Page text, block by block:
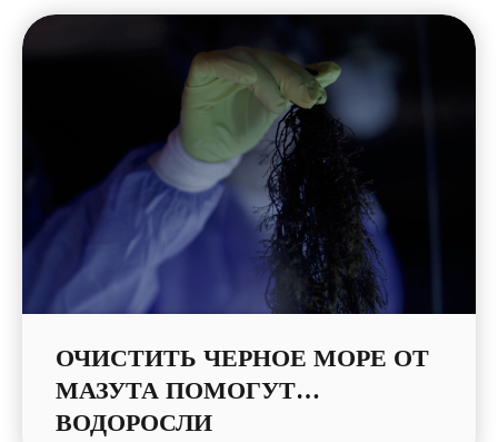
ОЧИСТИТЬ ЧЕРНОЕ МОРЕ ОТ
МАЗУТА ПОМОГУТ…
ВОДОРОСЛИ